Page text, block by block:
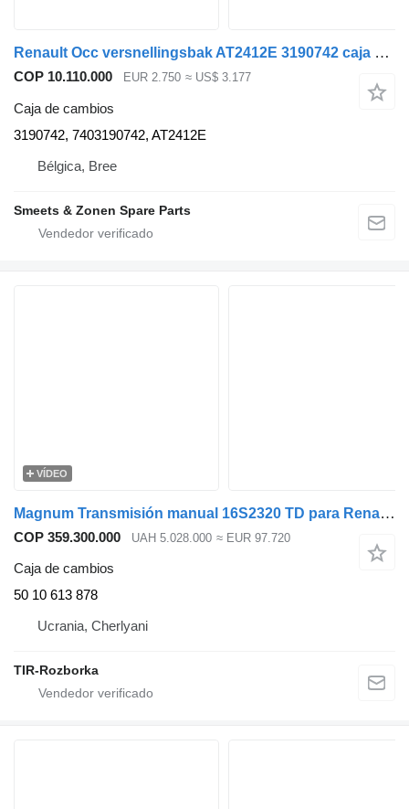
Renault Occ versnellingsbak AT2412E 3190742 caja de cambios para camión
COP 10.110.000 EUR 2.750 ≈ US$ 3.177
Caja de cambios
3190742, 7403190742, AT2412E
Bélgica, Bree
Smeets & Zonen Spare Parts
VÍDEO
Magnum Transmisión manual 16S2320 TD para Renault Magnum sin reta 50 10 613 878 caja de cambios para Renault Magnum cabeza tractora
COP 359.300.000 UAH 5.028.000 ≈ EUR 97.720
Caja de cambios
50 10 613 878
Ucrania, Cherlyani
TIR-Rozborka